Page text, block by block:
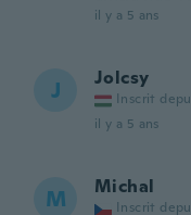
il y a 5 ans
J Jolcsy
Inscrit
il y a 5 ans
M Michal
Inscrit